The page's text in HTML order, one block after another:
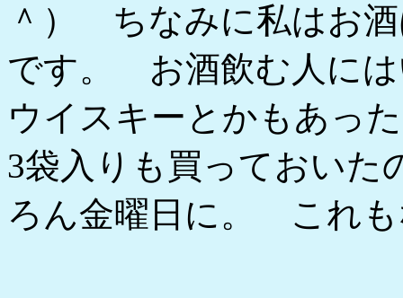
＾） ちなみに私はお
です。 お酒飲む人には
ウイスキーとかもあっ
3袋入りも買っておい
ろん金曜日に。 これ